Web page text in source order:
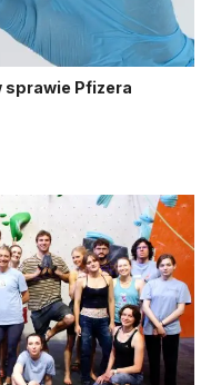
sprawie Pfizera